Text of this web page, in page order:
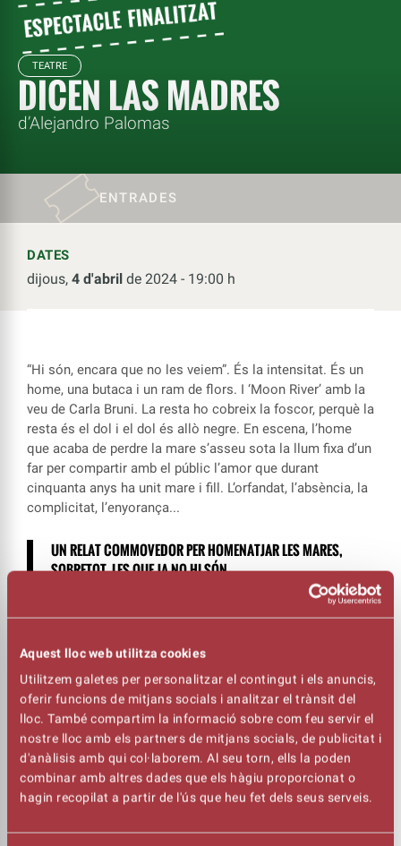
Aquest lloc web utilitza cookies
Utilitzem galetes per personalitzar el contingut i els anuncis,
oferir funcions de mitjans socials i analitzar el trànsit del
lloc. També compartim la informació sobre com feu servir el
nostre lloc amb els partners de mitjans socials, de publicitat i
d'anàlisis amb qui col·laborem. Al seu torn, ells la poden
combinar amb altres dades que els hàgiu proporcionat o
hagin recopilat a partir de l'ús que heu fet dels seus serveis.
TEATRE
DICEN LAS MADRES
d’Alejandro Palomas
ENTRADES
DATES
dijous, 4 d'abril de 2024 - 19:00 h
“Hi són, encara que no les veiem”. És la intensitat. És un
home, una butaca i un ram de flors. I ‘Moon River’ amb la
veu de Carla Bruni. La resta ho cobreix la foscor, perquè la
resta és el dol i el dol és allò negre. En escena, l’home
que acaba de perdre la mare s’asseu sota la llum fixa d’un
far per compartir amb el públic l’amor que durant
cinquanta anys ha unit mare i fill. L’orfandat, l’absència, la
complicitat, l’enyorança...
UN RELAT COMMOVEDOR PER HOMENATJARLES MARES,
SOBRETOT, LES QUE JA NO HI SÓN
l’home explica episodis commovedors de quan eren dos
com si junts, el públic i ell, passessin les pàgines de
l’àlbum familiar en què hi cap tot el que emociona i tota
la veritat.
Un homenatge, no només a les mares, que ja són
memòria, sinó als fills i filles que les viuen, les enyoren i
les senten a prop, encara que no en tinguin.